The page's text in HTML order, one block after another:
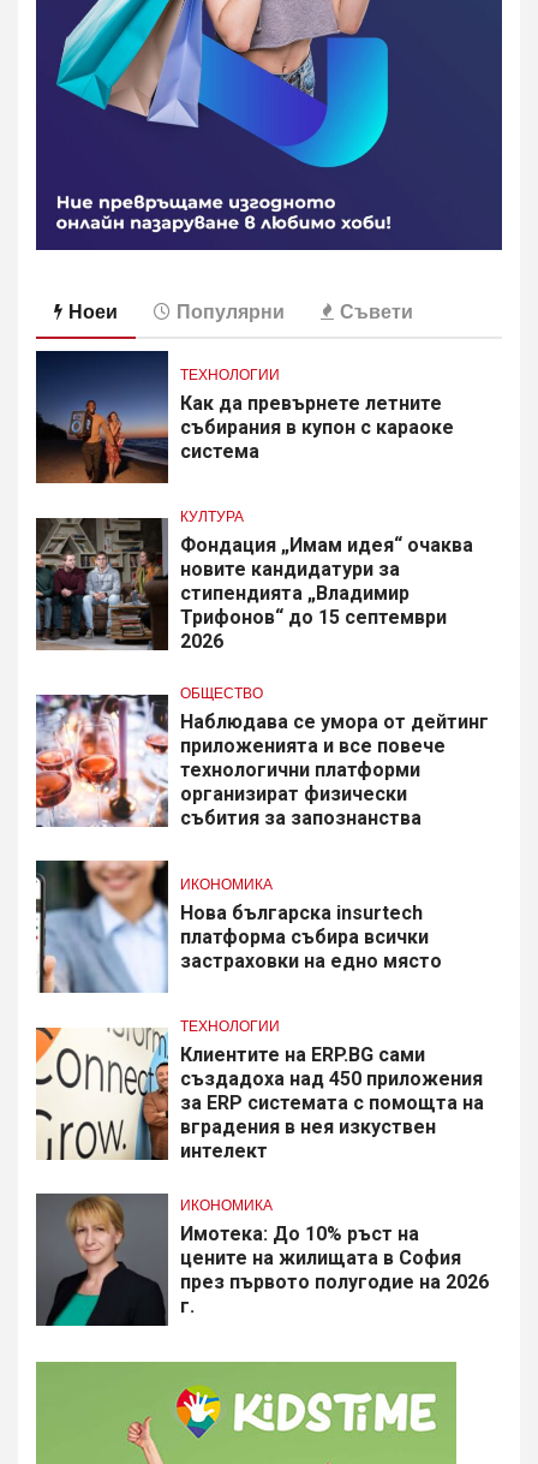
Ноеи Популярни Съвети
ТЕХНОЛОГИИ
Как да превърнете летните
събирания в купон с караоке
система
КУЛТУРА
Фондация „Имам идея“ очаква
новите кандидатури за
стипендията „Владимир
Трифонов“ до 15 септември
2026
ОБЩЕСТВО
Наблюдава се умора от дейтинг
приложенията и все повече
технологични платформи
организират физически
събития за запознанства
ИКОНОМИКА
Нова българска insurtech
платформа събира всички
застраховки на едно място
ТЕХНОЛОГИИ
Клиентите на ERP.BG сами
създадоха над 450 приложения
за ERP системата с помощта на
вградения в нея изкуствен
интелект
ИКОНОМИКА
Имотека: До 10% ръст на
цените на жилищата в София
през първото полугодие на 2026
г.